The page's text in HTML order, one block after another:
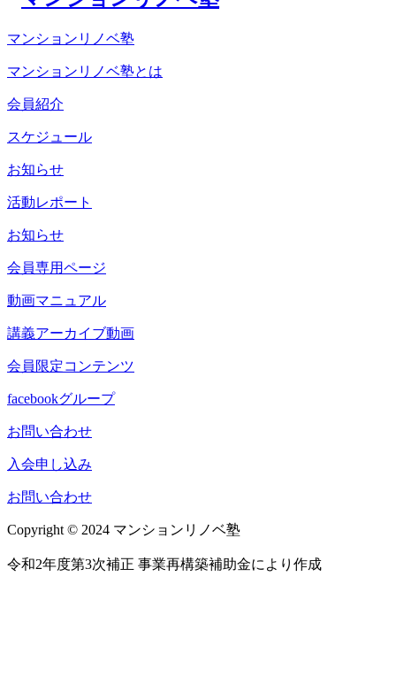
マンションリノベ塾
マンションリノベ塾とは
会員紹介
スケジュール
お知らせ
活動レポート
お知らせ
会員専用ページ
動画マニュアル
講義アーカイブ動画
会員限定コンテンツ
facebookグループ
お問い合わせ
入会申し込み
お問い合わせ
Copyright © 2024 マンションリノベ塾
令和2年度第3次補正 事業再構築補助金により作成